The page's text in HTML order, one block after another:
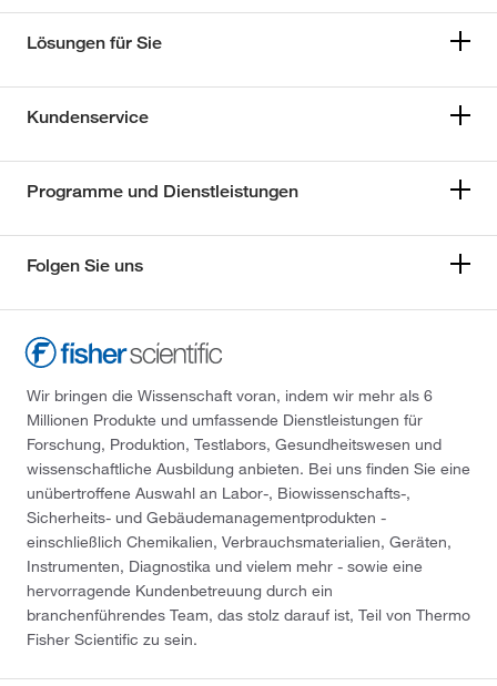
Lösungen für Sie
Kundenservice
Programme und Dienstleistungen
Folgen Sie uns
Wir bringen die Wissenschaft voran, indem wir mehr als 6
Millionen Produkte und umfassende Dienstleistungen für
Forschung, Produktion, Testlabors, Gesundheitswesen und
wissenschaftliche Ausbildung anbieten. Bei uns finden Sie eine
unübertroffene Auswahl an Labor-, Biowissenschafts-,
Sicherheits- und Gebäudemanagementprodukten -
einschließlich Chemikalien, Verbrauchsmaterialien, Geräten,
Instrumenten, Diagnostika und vielem mehr - sowie eine
hervorragende Kundenbetreuung durch ein
branchenführendes Team, das stolz darauf ist, Teil von Thermo
Fisher Scientific zu sein.